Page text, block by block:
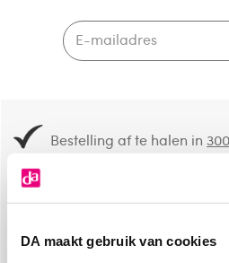
DA maakt gebruik van cookies
Bestelling af te halen in
8.6 uit4.106